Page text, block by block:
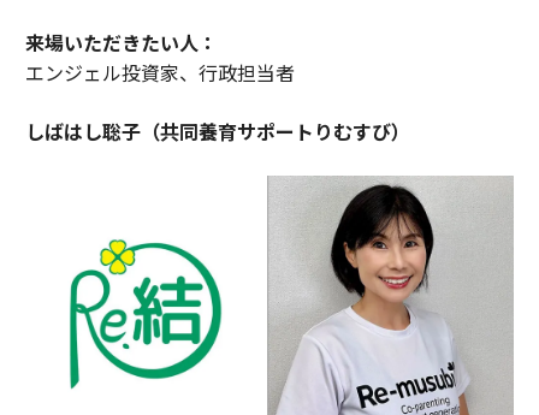
来場いただきたい人：
エンジェル投資家、行政担当者
しばはし聡子（共同養育サポートりむすび）